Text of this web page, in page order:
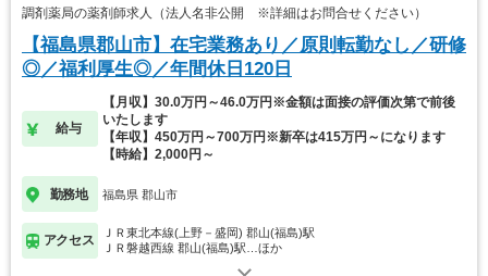
調剤薬局の薬剤師求人（法人名非公開 ※詳細はお問合せください）
【福島県郡山市】在宅業務あり／原則転勤なし／研修
◎／福利厚生◎／年間休日120日
給与
【月収】30.0万円～46.0万円※金額は面接の評価次第で前後
いたします
【年収】450万円～700万円※新卒は415万円～になります
【時給】2,000円～
勤務地 福島県 郡山市
アクセス
ＪＲ東北本線(上野－盛岡) 郡山(福島)駅
ＪＲ磐越西線 郡山(福島)駅…ほか